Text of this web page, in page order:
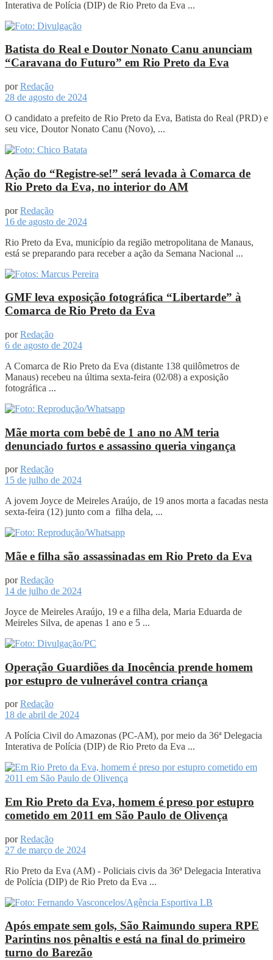
Interativa de Polícia (DIP) de Rio Preto da Eva ...
Batista do Real e Doutor Nonato Canu anunciam
“Caravana do Futuro” em Rio Preto da Eva
por Redação
28 de agosto de 2024
O candidato a prefeito de Rio Preto da Eva, Batista do Real (PRD) e
seu vice, Doutor Nonato Canu (Novo), ...
Ação do “Registre-se!” será levada à Comarca de
Rio Preto da Eva, no interior do AM
por Redação
16 de agosto de 2024
Rio Preto da Eva, município da região metropolitana de Manaus,
está se preparando para receber a ação da Semana Nacional ...
GMF leva exposição fotográfica “Libertarde” à
Comarca de Rio Preto da Eva
por Redação
6 de agosto de 2024
A Comarca de Rio Preto da Eva (distante 138 quilômetros de
Manaus) recebeu na última sexta-feira (02/08) a exposição
fotográfica ...
Mãe morta com bebê de 1 ano no AM teria
denunciado furtos e assassino queria vingança
por Redação
15 de julho de 2024
A jovem Joyce de Meireles Araújo, de 19 anos morta a facadas nesta
sexta-feira (12) junto com a filha dela, ...
Mãe e filha são assassinadas em Rio Preto da Eva
por Redação
14 de julho de 2024
Joyce de Meireles Araújo, 19 e a filha dela, Maria Eduarda de
Meireles Silva, de apenas 1 ano e 5 ...
Operação Guardiões da Inocência prende homem
por estupro de vulnerável contra criança
por Redação
18 de abril de 2024
A Polícia Civil do Amazonas (PC-AM), por meio da 36ª Delegacia
Interativa de Polícia (DIP) de Rio Preto da Eva ...
Em Rio Preto da Eva, homem é preso por estupro
cometido em 2011 em São Paulo de Olivença
por Redação
27 de março de 2024
Rio Preto da Eva (AM) - Policiais civis da 36ª Delegacia Interativa
de Polícia (DIP) de Rio Preto da Eva ...
Após empate sem gols, São Raimundo supera RPE
Parintins nos pênaltis e está na final do primeiro
turno do Barezão